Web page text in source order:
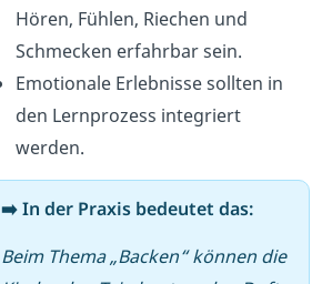
Hören, Fühlen, Riechen und
Schmecken erfahrbar sein.
Emotionale Erlebnisse sollten in
den Lernprozess integriert
werden.
➡️ In der Praxis bedeutet das:
Beim Thema „Backen“ können die